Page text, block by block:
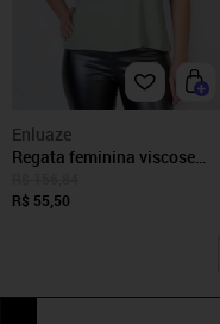
Enluaze
Regata feminina viscose
Verde
R$ 55,50